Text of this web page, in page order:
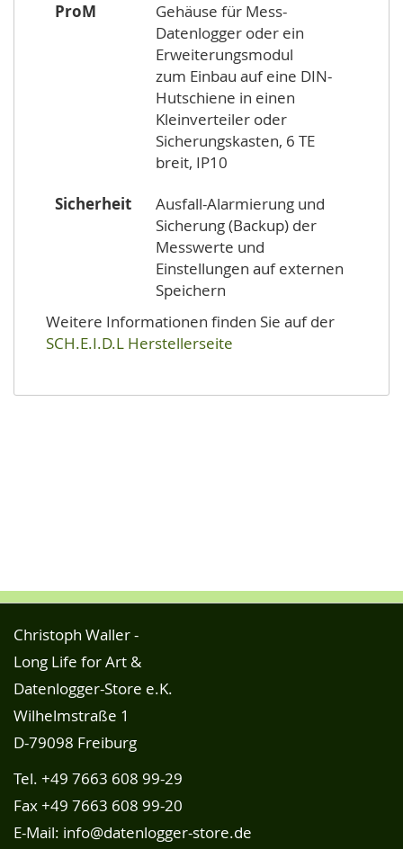
ProM
Gehäuse für Mess-
Datenlogger oder ein
Erweiterungsmodul
zum Einbau auf eine DIN-
Hutschiene in einen
Kleinverteiler oder
Sicherungskasten, 6 TE
breit, IP10
Sicherheit
Ausfall-Alarmierung und
Sicherung (Backup) der
Messwerte und
Einstellungen auf externen
Speichern
Weitere Informationen finden Sie auf der
SCH.E.I.D.L Herstellerseite
Christoph Waller -
Long Life for Art &
Datenlogger-Store e.K.
Wilhelmstraße 1
D-79098 Freiburg
Tel. +49 7663 608 99-29
Fax +49 7663 608 99-20
E-Mail: info@datenlogger-store.de